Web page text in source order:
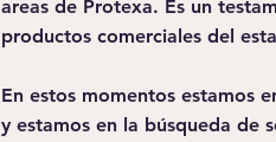
areas de Protexa. Es un
productos comerciales del
En estos momentos estamos
y estamos en la búsqueda de